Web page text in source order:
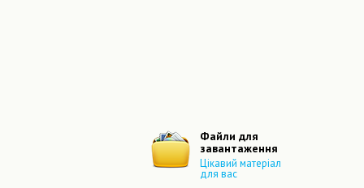
Файли для
завантаження
Цікавий матеріал
для вас